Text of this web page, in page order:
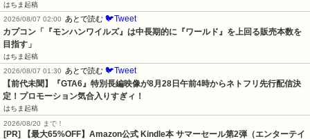
はちま起稿
2026/08/07 02:00
あとで読む 🐦Tweet
カプコン「『モンハンワイルズ』は中長期的に『ワールド』を上回る販売本数を
目指す」
はちま起稿
2026/08/07 01:30
あとで読む 🐦Tweet
【前代未聞】『GTA6』特別長編映像が8月28日午前4時からネトフリ先行配信決
定！プロモーション気合入りすぎィ！
はちま起稿
2026/08/20 まで！
[PR]
【最大65%OFF】Amazon公式 Kindle本 サマーセール第2弾（エンターテイ